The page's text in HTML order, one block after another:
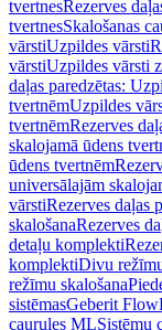
tvertnesRezerves
tvertnesSkalošanas
vārstiUzpildes vārsti
vārstiUzpildes vārsti
daļas paredzētas:
tvertnēmUzpildes
tvertnēmRezerves
skalojamā ūdens
ūdens tvertnēm
universālajām
vārstiRezerves daļas
skalošanaRezerves
detaļu komplekti
komplektiDivu
režīmu skalošana
sistēmasGeberit
caurules MLSistēmu